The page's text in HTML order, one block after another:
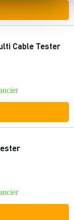
Cable Tester